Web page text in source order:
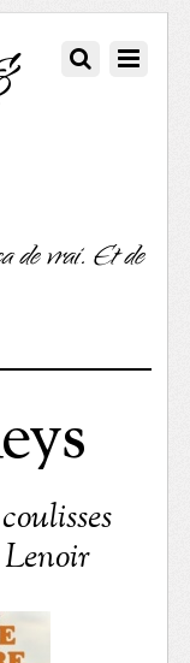
de vrai. Et de